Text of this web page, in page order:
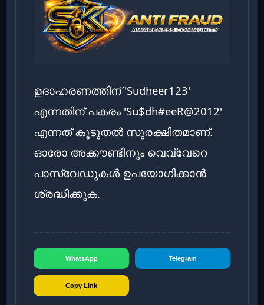
ഉദാഹരണത്തിന് 'Sudheer123'
എന്നതിന് പകരം 'Su$dh#eeR@2012'
എന്നത് കൂടുതൽ സുരക്ഷിതമാണ്.
ഓരോ അക്കൗണ്ടിനും വെവ്വേറെ
പാസ്‌വേഡുകൾ ഉപയോഗിക്കാൻ
ശ്രദ്ധിക്കുക.
WhatsApp Telegram
Copy Link